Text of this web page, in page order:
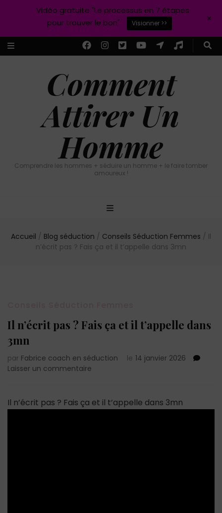
Comment
Attirer Un
Homme
Comprendre les hommes + séduire un homme + le faire tomber
amoureux !
Accueil / Blog séduction / Conseils Séduction Femmes / Il
n’écrit pas ? Fais ça et il t’appelle dans 3mn
Il n’écrit pas ? Fais ça et il t’appelle dans
3mn
par Fabrice coach en séduction le 14 janvier 2026
Laisser un commentaire
pas
?
Il n’écrit pas ? Fais ça et il t’appelle dans 3mn
Vidéo gratuite "Le processus en 7 étapes
pour trouver le bon"
Visionner >> +